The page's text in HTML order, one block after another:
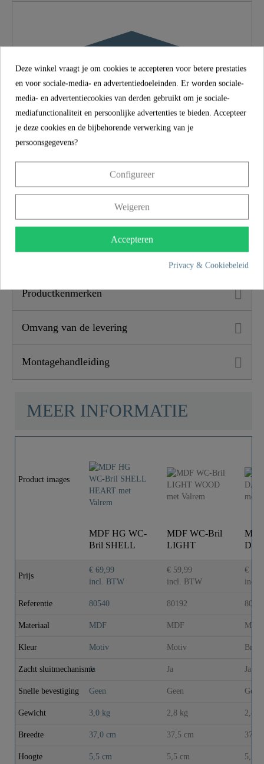
Motiv
Zacht Sluitmechanisme Ja
Snelle Bevestiging Geen
Gewicht 3,0 Kg
Breedte 37,0 Cm
Hoogte 5,5 Cm
Lengte 43,0 Cm
Winkelen vanuit Duitsland
Met een wettelijke conformiteit van 2 jaar op al onze
producten bieden we niet alleen producten van de hoogste
ondersteunen dit met een bindende belofte - omdat
Productkenmerken
Omvang van de levering
Montagehandleiding
MEER INFORMATIE
Product images
MDF HG WC-
Bril SHELL
Valrem
MDF WC-Bril
LIGHT
Valrem
Prijs
€ 69,99
incl. BTW
€ 59,99
incl. BTW
€
incl.
Referentie 80540 80192
Materiaal MDF MDF MDF
Kleur Motiv Motiv Bruin
Zacht sluitmechanisme
Ja Ja Ja
Snelle bevestiging Geen Geen Geen
Gewicht 3,0 kg 2,8 kg 2,8
Breedte 37,0 cm 37,5 cm 37,5
Hoogte 5,5 cm 5,5 cm 5,5
Deze winkel vraagt je om cookies te accepteren voor betere prestaties
en voor sociale-media- en advertentiedoeleinden. Er worden sociale-
media- en advertentiecookies van derden gebruikt om je sociale-
mediafunctionaliteit en persoonlijke advertenties te bieden. Accepteer
je deze cookies en de bijbehorende verwerking van je
persoonsgegevens?
Configureer
Weigeren
Accepteren
Privacy & Cookiebeleid